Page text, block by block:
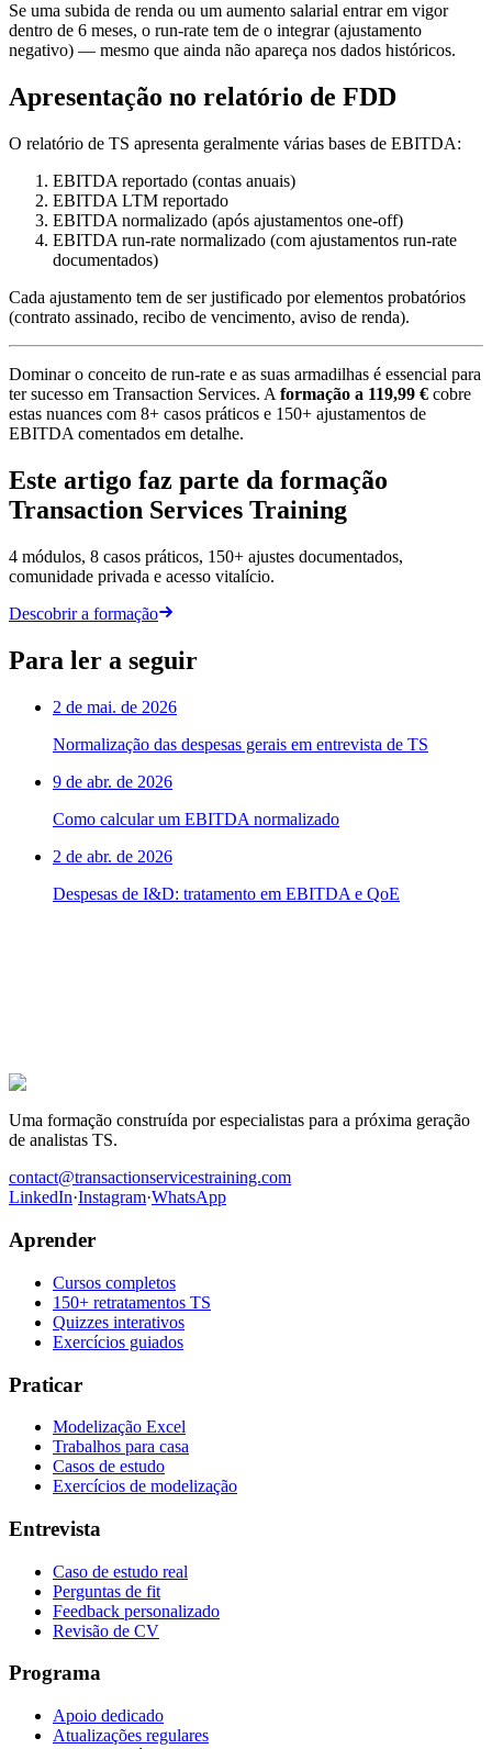
Se uma subida de renda ou um aumento salarial entrar em vigor
dentro de 6 meses, o run-rate tem de o integrar (ajustamento
negativo) — mesmo que ainda não apareça nos dados históricos.
Apresentação no relatório de FDD
O relatório de TS apresenta geralmente várias bases de EBITDA:
EBITDA reportado (contas anuais)
EBITDA LTM reportado
EBITDA normalizado (após ajustamentos one-off)
EBITDA run-rate normalizado (com ajustamentos run-rate
documentados)
Cada ajustamento tem de ser justificado por elementos probatórios
(contrato assinado, recibo de vencimento, aviso de renda).
Dominar o conceito de run-rate e as suas armadilhas é essencial para
ter sucesso em Transaction Services. A formação a 119,99 € cobre
estas nuances com 8+ casos práticos e 150+ ajustamentos de
EBITDA comentados em detalhe.
Este artigo faz parte da formação
Transaction Services Training
4 módulos, 8 casos práticos, 150+ ajustes documentados,
comunidade privada e acesso vitalício.
Descobrir a formação
Para ler a seguir
2 de mai. de 2026
Normalização das despesas gerais em entrevista de TS
9 de abr. de 2026
Como calcular um EBITDA normalizado
2 de abr. de 2026
Despesas de I&D: tratamento em EBITDA e QoE
Ser recrutado em Transaction Services
Uma formação construída por especialistas para a próxima geração
de analistas TS.
contact@transactionservicestraining.com
LinkedIn·Instagram·WhatsApp
Aprender
Cursos completos
150+ retratamentos TS
Quizzes interativos
Exercícios guiados
Praticar
Modelização Excel
Trabalhos para casa
Casos de estudo
Exercícios de modelização
Entrevista
Caso de estudo real
Perguntas de fit
Feedback personalizado
Revisão de CV
Programa
Apoio dedicado
Atualizações regulares